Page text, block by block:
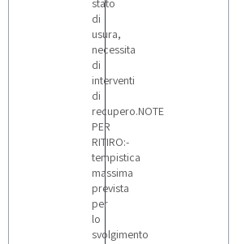
stato
di
usura,
necessita
di
interventi
di
recupero.NOTE
PER
RITIRO:-
tempistica
massima
prevista
per
lo
svolgimento